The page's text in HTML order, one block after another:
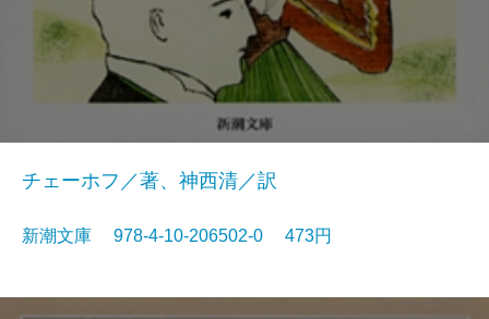
チェーホフ／著、神西清／訳
新潮文庫 978-4-10-206502-0 473円